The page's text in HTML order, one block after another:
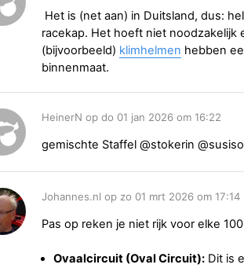
Het is (net aan) in Duitsland, dus:
racekap. Het hoeft niet noodzakelijk
(bijvoorbeeld) klimhelmen hebben
binnenmaat.
HeinerN op do 01 jan 2026 om 16:22
gemischte Staffel @stokerin
Johannes.nl op zo 01 mrt 2026 om 17:14
Pas op reken je niet rijk voor elke
Ovaalcircuit (Oval Circuit):Dit is